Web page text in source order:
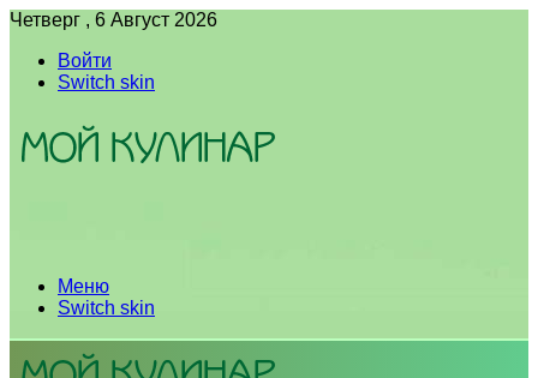
Четверг , 6 Август 2026
Войти
Switch skin
Меню
Switch skin